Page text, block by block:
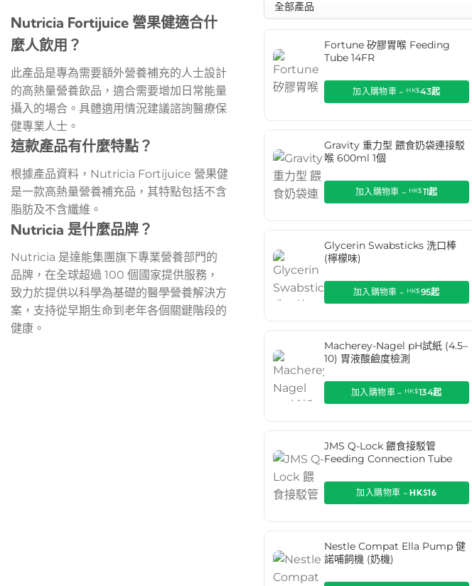
Nutricia Fortijuice 營果健適合什
麼人飲用？
此產品是專為需要額外營養補充的人士設計
的高熱量營養飲品，適合需要增加日常能量
攝入的場合。具體適用情況建議諮詢醫療保
健專業人士。
這款產品有什麼特點？
根據產品資料，Nutricia Fortijuice 營果健
是一款高熱量營養補充品，其特點包括不含
脂肪及不含纖維。
Nutricia 是什麼品牌？
Nutricia 是達能集團旗下專業營養部門的
品牌，在全球超過 100 個國家提供服務，
致力於提供以科學為基礎的醫學營養解決方
案，支持從早期生命到老年各個關鍵階段的
健康。
Fortune 矽膠胃喉 Feeding
Tube 14FR
加入購物車 - HK$43起
Gravity 重力型 餵食奶袋連接駁
喉 600ml 1個
加入購物車 - HK$11起
Glycerin Swabsticks 洗口棒
(檸檬味)
加入購物車 - HK$95起
Macherey-Nagel pH試紙 (4.5–
10) 胃液酸鹼度檢測
加入購物車 - HK$134起
JMS Q-Lock 餵食接駁管
Feeding Connection Tube
加入購物車 -HK$16
Nestle Compat Ella Pump 健
諾哺飼機 (奶機)